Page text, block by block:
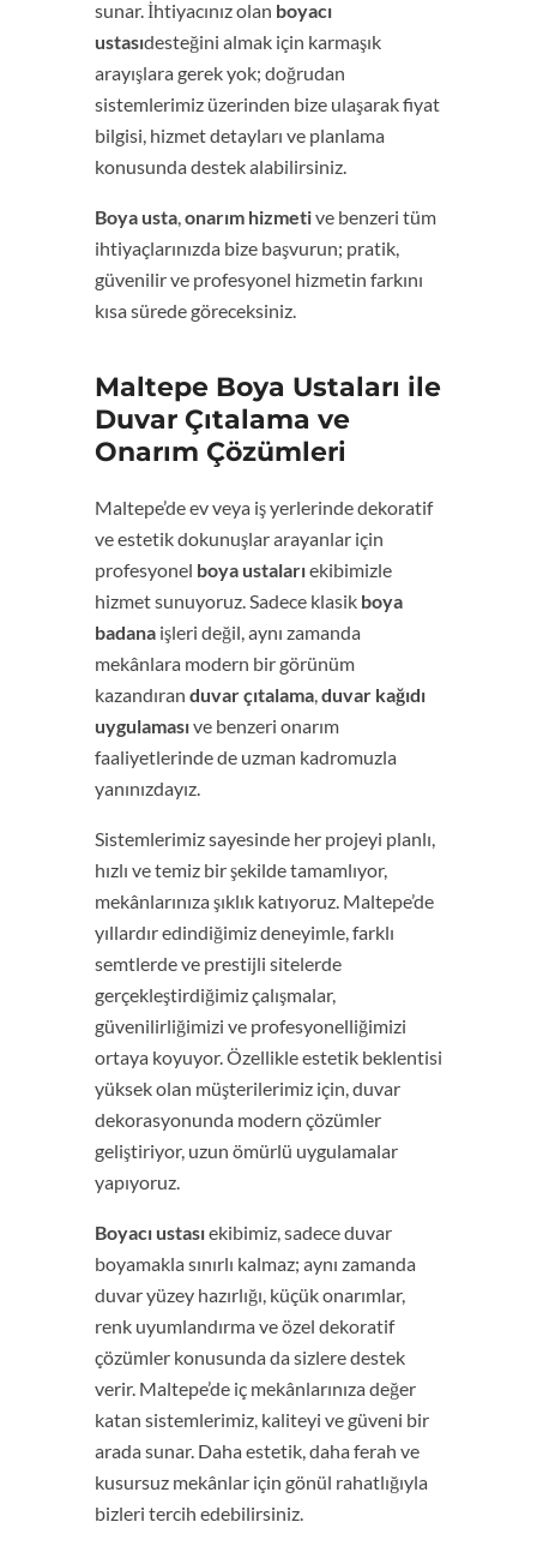
sunar. İhtiyacınız olan boyacı
ustasıdesteğini almak için karmaşık
arayışlara gerek yok; doğrudan
sistemlerimiz üzerinden bize ulaşarak fiyat
bilgisi, hizmet detayları ve planlama
konusunda destek alabilirsiniz.
Boya usta,onarım hizmetive benzeri tüm
ihtiyaçlarınızda bize başvurun; pratik,
güvenilir ve profesyonel hizmetin farkını
kısa sürede göreceksiniz.
Maltepe Boya Ustaları ile
Duvar Çıtalama ve
Onarım Çözümleri
Maltepe’de ev veya iş yerlerinde dekoratif
ve estetik dokunuşlar arayanlar için
profesyonel boya ustalarıekibimizle
hizmet sunuyoruz. Sadece klasik boya
badana işleri değil, aynı zamanda
mekânlara modern bir görünüm
kazandıran duvar çıtalama,duvar kağıdı
uygulamasıve benzeri onarım
faaliyetlerinde de uzman kadromuzla
yanınızdayız.
Sistemlerimiz sayesinde her projeyi planlı,
hızlı ve temiz bir şekilde tamamlıyor,
mekânlarınıza şıklık katıyoruz. Maltepe’de
yıllardır edindiğimiz deneyimle, farklı
semtlerde ve prestijli sitelerde
gerçekleştirdiğimiz çalışmalar,
güvenilirliğimizi ve profesyonelliğimizi
ortaya koyuyor. Özellikle estetik beklentisi
yüksek olan müşterilerimiz için, duvar
dekorasyonunda modern çözümler
geliştiriyor, uzun ömürlü uygulamalar
yapıyoruz.
Boyacı ustasıekibimiz, sadece duvar
boyamakla sınırlı kalmaz; aynı zamanda
duvar yüzey hazırlığı, küçük onarımlar,
renk uyumlandırma ve özel dekoratif
çözümler konusunda da sizlere destek
verir. Maltepe’de iç mekânlarınıza değer
katan sistemlerimiz, kaliteyi ve güveni bir
arada sunar. Daha estetik, daha ferah ve
kusursuz mekânlar için gönül rahatlığıyla
bizleri tercih edebilirsiniz.